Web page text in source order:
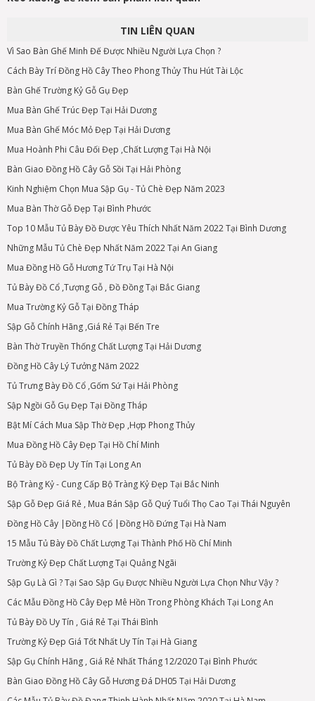
TIN LIÊN QUAN
Vì Sao Bàn Ghế Minh Đế Được Nhiều Người Lựa Chọn ?
Cách Bày Trí Đồng Hồ Cây Theo Phong Thủy Thu Hút Tài Lộc
Bàn Ghế Trường Kỷ Gỗ Gụ Đẹp
Mua Bàn Ghế Trúc Đẹp Tại Hải Dương
Mua Bàn Ghế Móc Mỏ Đẹp Tại Hải Dương
Mua Hoành Phi Câu Đối Đẹp ,Chất Lượng Tại Hà Nội
Bàn Giao Đồng Hồ Cây Gỗ Sồi Tại Hải Phòng
Kinh Nghiệm Chọn Mua Sập Gụ - Tủ Chè Đẹp Năm 2023
Mua Bàn Thờ Gỗ Đẹp Tại Bình Phước
Top 10 Mẫu Tủ Bày Đồ Được Yêu Thích Nhất Năm 2022 Tại Bình Dương
Những Mẫu Tủ Chè Đẹp Nhất Năm 2022 Tại An Giang
Mua Đồng Hồ Gỗ Hương Tứ Trụ Tại Hà Nội
Tủ Bày Đồ Cổ ,Tượng Gỗ , Đồ Đồng Tại Bắc Giang
Mua Trường Kỷ Gỗ Tại Đồng Tháp
Sập Gỗ Chính Hãng ,Giá Rẻ Tại Bến Tre
Bàn Thờ Truyền Thống Chất Lượng Tại Hải Dương
Đồng Hồ Cây Lý Tưởng Năm 2022
Tủ Trưng Bày Đồ Cổ ,Gốm Sứ Tại Hải Phòng
Sập Ngồi Gỗ Gụ Đẹp Tại Đồng Tháp
Bật Mí Cách Mua Sập Thờ Đẹp ,Hợp Phong Thủy
Mua Đồng Hồ Cây Đẹp Tại Hồ Chí Minh
Tủ Bày Đồ Đẹp Uy Tín Tại Long An
Bộ Tràng Kỷ - Cung Cấp Bộ Tràng Kỷ Đẹp Tại Bắc Ninh
Sập Gỗ Đẹp Giá Rẻ , Mua Bán Sập Gỗ Quý Tuổi Thọ Cao Tại Thái Nguyên
Đồng Hồ Cây |Đồng Hồ Cổ |Đồng Hồ Đứng Tại Hà Nam
15 Mẫu Tủ Bày Đồ Chất Lượng Tại Thành Phố Hồ Chí Minh
Trường Kỷ Đẹp Chất Lượng Tại Quảng Ngãi
Sập Gụ Là Gì ? Tại Sao Sập Gụ Được Nhiều Người Lựa Chọn Như Vậy ?
Các Mẫu Đồng Hồ Cây Đẹp Mê Hồn Trong Phòng Khách Tại Long An
Tủ Bày Đồ Uy Tín , Giá Rẻ Tại Thái Bình
Trường Kỷ Đẹp Giá Tốt Nhất Uy Tín Tại Hà Giang
Sập Gụ Chính Hãng , Giá Rẻ Nhất Tháng 12/2020 Tại Bình Phước
Bàn Giao Đồng Hồ Cây Gỗ Hương Đá DH05 Tại Hải Dương